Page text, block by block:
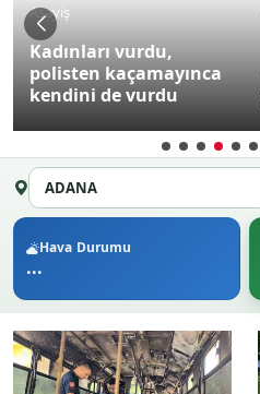
Asayiş
Kadınları vurdu,
polisten kaçamayınca
kendini de vurdu
Hava Durumu
...